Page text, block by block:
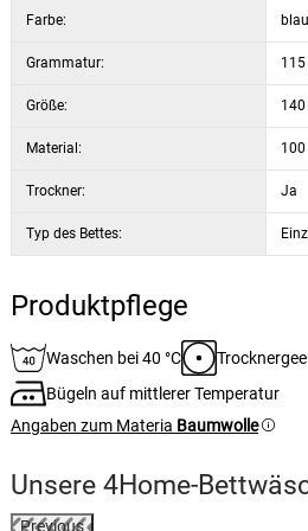
Farbe: blau
Grammatur:
Größe:
Material:
Trockner: Ja
Typ des Bettes:
Produktpflege
Waschen bei 40 °C
Bügeln auf mittlerer Temperatur
Angaben zum Materia Baumwolle
Unsere 4Home-
Previous